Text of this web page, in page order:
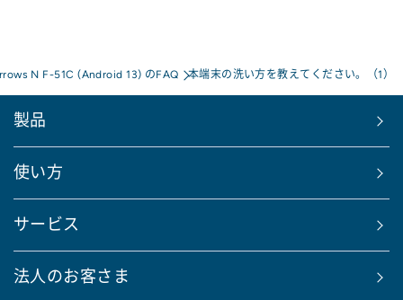
N F-51C (Android 13) のFAQ 本端末の洗い方を教えてください。（1）
製品
使い方
サービス
法人のお客さま